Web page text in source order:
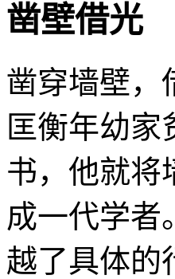
凿壁借光
凿穿墙壁，
匡衡年幼
书，他就将
成一代学者
越了具体的